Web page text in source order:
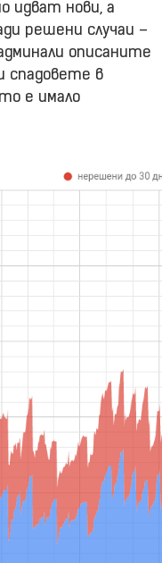
идват нови, а
решени случаи –
описаните
спадовете в
е имало